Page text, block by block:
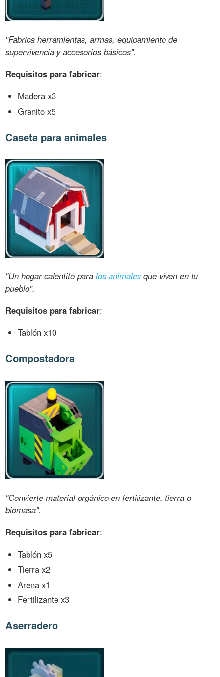
"Fabrica herramientas, armas, equipamiento de
supervivencia y accesorios básicos".
Requisitos para fabricar:
Madera x3
Granito x5
Caseta para animales
"Un hogar calentito paralos animales que viven en tu
pueblo".
Requisitos para fabricar:
Tablón x10
Compostadora
"Convierte material orgánico en fertilizante, tierra o
biomasa".
Requisitos para fabricar:
Tablón x5
Tierra x2
Arena x1
Fertilizante x3
Aserradero